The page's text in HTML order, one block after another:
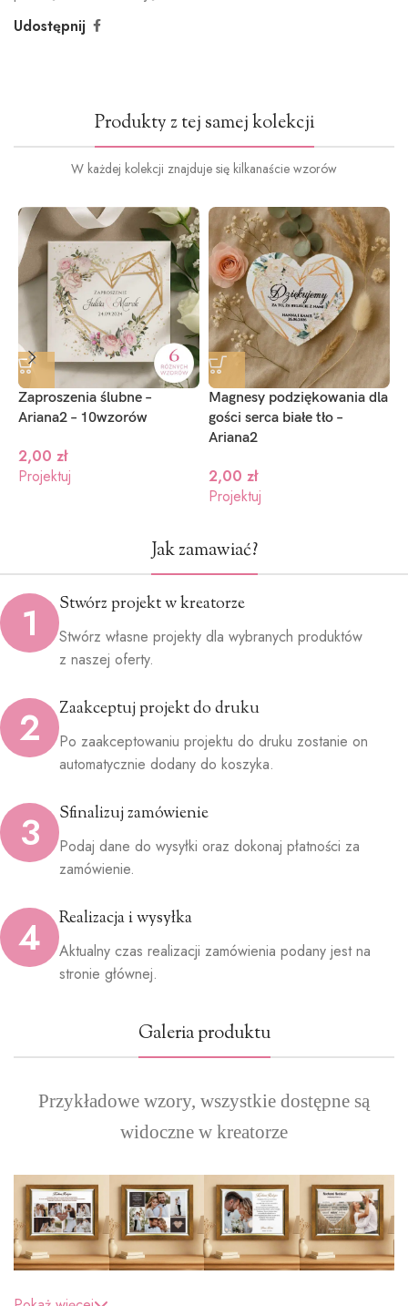
Udostępnij
Produkty z tej samej kolekcji
W każdej kolekcji znajduje się kilkanaście wzorów
Zaproszenia ślubne –
Ariana2 – 10wzorów
2,00 zł
Projektuj
Magnesy podziękowania dla
gości serca białe tło –
Ariana2
2,00 zł
Projektuj
Jak zamawiać?
1 Stwórz projekt w kreatorze
Stwórz własne projekty dla wybranych produktów
z naszej oferty.
2 Zaakceptuj projekt do druku
Po zaakceptowaniu projektu do druku zostanie on
automatycznie dodany do koszyka.
3 Sfinalizuj zamówienie
Podaj dane do wysyłki oraz dokonaj płatności za
zamówienie.
4 Realizacja i wysyłka
Aktualny czas realizacji zamówienia podany jest na
stronie głównej.
Galeria produktu
Przykładowe wzory, wszystkie dostępne są
widoczne w kreatorze